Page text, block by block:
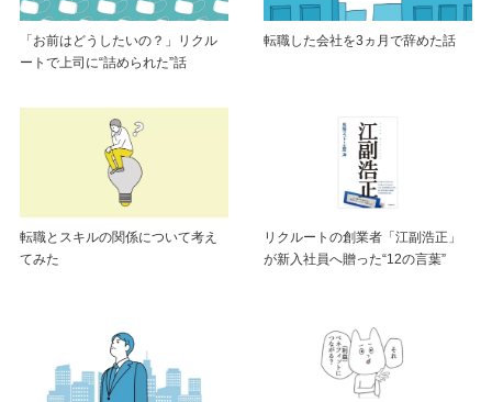
「お前はどうしたいの？」リクル
ートで上司に“詰められた”話
転職した会社を3ヵ月で辞めた話
転職とスキルの関係について考え
てみた
リクルートの創業者「江副浩正」
が新入社員へ贈った“12の言葉”